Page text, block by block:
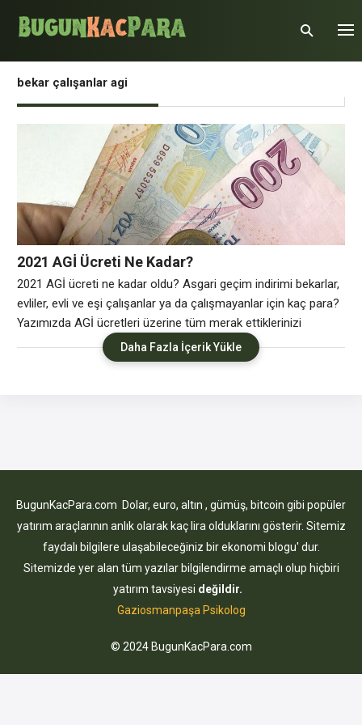
bekar çalışanlar agi
2021 AGİ Ücreti Ne Kadar?
2021 AGİ ücreti ne kadar oldu? Asgari geçim indirimi bekarlar,
evliler, evli ve eşi çalışanlar ya da çalışmayanlar için kaç para?
Yazımızda AGİ ücretleri üzerine tüm merak ettiklerinizi
bulabilirsiniz. Asgari ücret üzerinden belirlenen ödeneklerden
biri olan Asgari geçim indirimi yani AGİ’de belli oldu. AGİ ile ne
Daha Fazla İçerik Yükle
BugunKacPara.com Dolar, euro, altın , gümüş, bitcoin gibi popüler
yatırım araçlarının anlık olarak kaç lira olduklarını gösterir. Sitemiz
faydalı bilgilere ulaşabileceğiniz bir ekonomi blogu' dur.
Sitemizde yer alan tüm yazılar bilgilendirme amaçlı olup hiçbiri
yatırım tavsiyesi değildir.
Gaziosmanpaşa Psikolog
© 2024 BugunKacPara.com